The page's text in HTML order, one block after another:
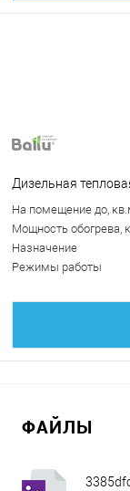
Дизельная
На помещение до,
Мощность обогрева,
Назначение
Режимы работы
ФАЙЛЫ